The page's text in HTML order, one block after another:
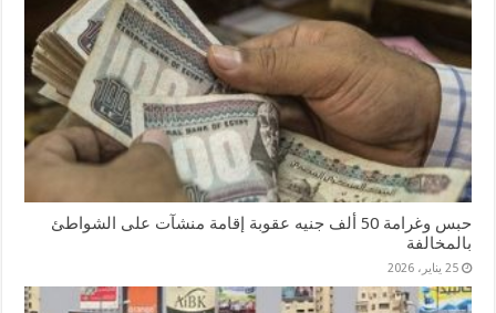
حبس وغرامة 50 ألف جنيه عقوبة إقامة منشآت على الشواطئ
بالمخالفة
25 يناير، 2026